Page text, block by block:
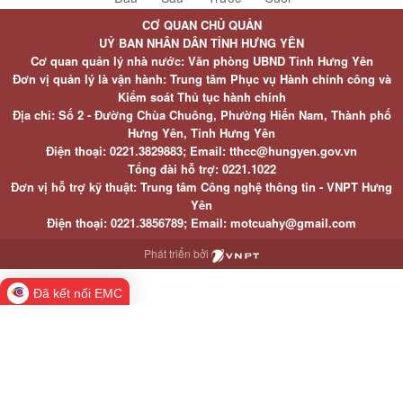
CƠ QUAN CHỦ QUẢN
UỶ BAN NHÂN DÂN TỈNH HƯNG YÊN
Cơ quan quản lý nhà nước: Văn phòng UBND Tỉnh Hưng Yên
Đơn vị quản lý là vận hành: Trung tâm Phục vụ Hành chính công và
Kiểm soát Thủ tục hành chính
Địa chỉ: Số 2 - Đường Chùa Chuông, Phường Hiến Nam, Thành phố
Hưng Yên, Tỉnh Hưng Yên
Điện thoại: 0221.3829883; Email: tthcc@hungyen.gov.vn
Tổng đài hỗ trợ: 0221.1022
Đơn vị hỗ trợ kỹ thuật: Trung tâm Công nghệ thông tin - VNPT Hưng
Yên
Điện thoại: 0221.3856789; Email: motcuahy@gmail.com
Phát triển bởi
Đã kết nối EMC